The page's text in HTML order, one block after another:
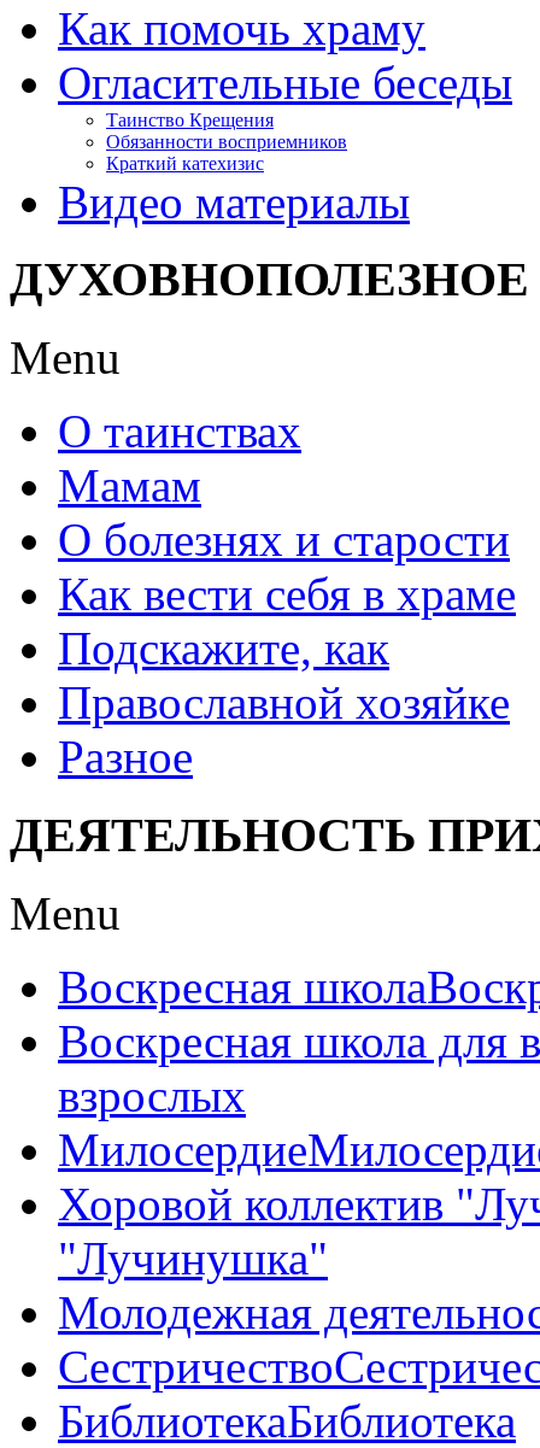
Как помочь храму
Огласительные беседы
Таинство Крещения
Обязанности восприемников
Краткий катехизис
Видео материалы
ДУХОВНОПОЛЕЗНОЕ
Menu
О таинствах
Мамам
О болезнях и старости
Как вести себя в храме
Подскажите, как
Православной хозяйке
Разное
ДЕЯТЕЛЬНОСТЬ
Menu
Воскресная школа
Воскресная школа для
взрослых
Милосердие
Хоровой коллектив
"Лучинушка"
Молодежная
Сестричество
БиблиотекаБиблиотека